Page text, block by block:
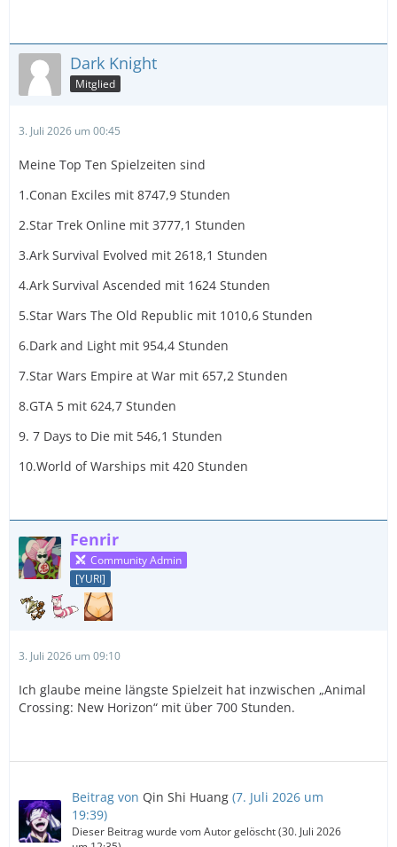
Dark Knight
Mitglied
3. Juli 2026 um 00:45
Meine Top Ten Spielzeiten sind
1.Conan Exciles mit 8747,9 Stunden
2.Star Trek Online mit 3777,1 Stunden
3.Ark Survival Evolved mit 2618,1 Stunden
4.Ark Survival Ascended mit 1624 Stunden
5.Star Wars The Old Republic mit 1010,6 Stunden
6.Dark and Light mit 954,4 Stunden
7.Star Wars Empire at War mit 657,2 Stunden
8.GTA 5 mit 624,7 Stunden
9. 7 Days to Die mit 546,1 Stunden
10.World of Warships mit 420 Stunden
Fenrir
Community Admin
[YURI]
3. Juli 2026 um 09:10
Ich glaube meine längste Spielzeit hat inzwischen „Animal
Crossing: New Horizon“ mit über 700 Stunden.
Beitrag von Qin Shi Huang (7. Juli 2026 um
19:39)
Dieser Beitrag wurde vom Autor gelöscht (30. Juli 2026